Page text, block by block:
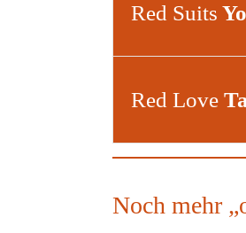
Red Suits
Red Love
Noch mehr